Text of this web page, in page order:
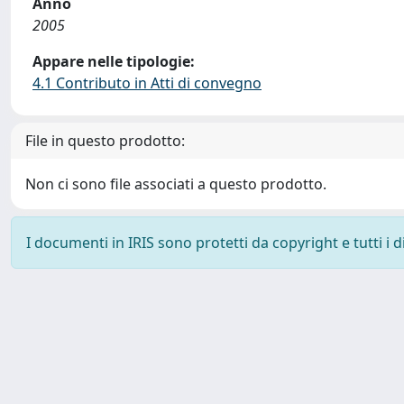
2005
Appare nelle tipologie:
4.1 Contributo in Atti di convegno
File in questo prodotto:
Non ci sono file associati a questo prodotto.
I documenti in IRIS sono protetti da copyright e tutti i